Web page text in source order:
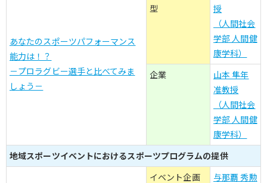
あなたのスポーツパフォーマンス
能力は！？
－プロラグビー選手と比べてみま
しょう－
型
授
（人間社会
学部 人間健
康学科）
企業
山本 隼年
准教授
（人間社会
学部 人間健
康学科）
地域スポーツイベントにおけるスポーツプログラムの提供
イベント企画
与那覇 秀勲